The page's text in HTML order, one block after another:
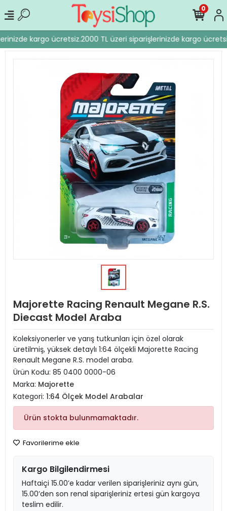
kargo ücretsiz.2000 TL üzeri siparişlerinizde kargo
0
Majorette Racing Renault Megane R.S.
Diecast Model Araba
Koleksiyonerler ve yarış tutkunları için özel olarak
üretilmiş, yüksek detaylı 1:64 ölçekli Majorette Racing
Renault Megane R.S. model araba.
Ürün Kodu: 85 0400 0000-06
Marka: Majorette
Kategori: 1:64 Ölçek Model Arabalar
Ürün stokta bulunmamaktadır.
Favorilerime ekle
Kargo Bilgilendirmesi
Haftaiçi 15.00’e kadar verilen siparişleriniz aynı gün,
15.00’den son renal siparişleriniz ertesi gün kargoya
teslim edilir.